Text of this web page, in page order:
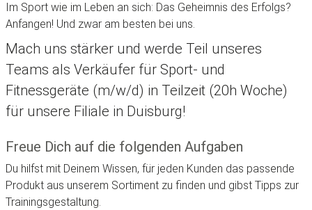
Im Sport wie im Leben an sich: Das Geheimnis des Erfolgs?
Anfangen! Und zwar am besten bei uns.
Mach uns stärker und werde Teil unseres
Teams als Verkäufer für Sport- und
Fitnessgeräte (m/w/d) in Teilzeit (20h Woche)
für unsere Filiale in Duisburg!
Freue Dich auf die folgenden Aufgaben
Du hilfst mit Deinem Wissen, für jeden Kunden das passende
Produkt aus unserem Sortiment zu finden und gibst Tipps zur
Trainingsgestaltung.